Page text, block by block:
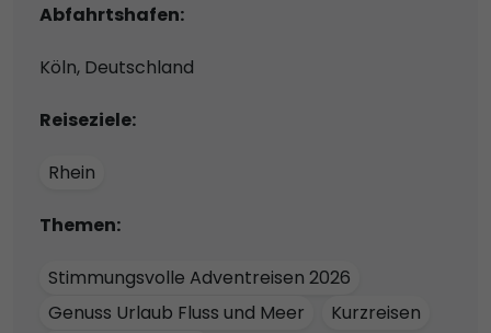
Abfahrtshafen:
Köln, Deutschland
Reiseziele:
Rhein
Themen:
Stimmungsvolle Adventreisen 2026
Genuss Urlaub Fluss und Meer
Kurzreisen